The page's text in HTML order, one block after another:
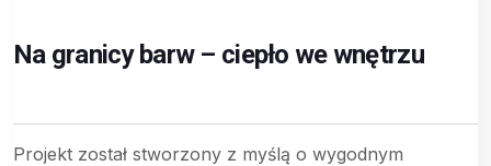
Na granicy barw – ciepło we wnętrzu
Projekt został stworzony z myślą o wygodnym